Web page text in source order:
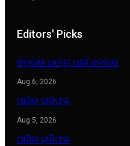
Editors' Picks
ଶ୍ରାବଣୀ ଯାତ୍ରା ପାଇଁ କଟକଣା
Aug 6, 2026
ଆଜିର ରାଶିଫଳ
Aug 5, 2026
ଆଜିର ରାଶିଫଳ